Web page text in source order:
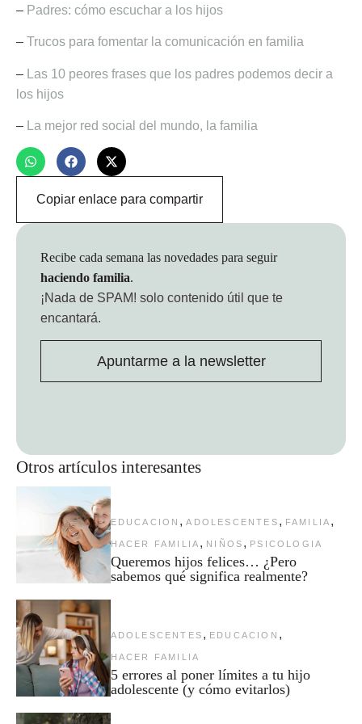
– Padres: cómo escuchar a los hijos
– Trucos para fomentar la comunicación en familia
–
Las 10 peores frases que los padres podemos decir a
los hijos
– La mejor red social del mundo, la familia
Copiar enlace para compartir
Otros artículos interesantes
EDUCACION , ADOLESCENTES , FAMILIA ,
HACER FAMILIA , NIÑOS , PSICOLOGIA
Queremos hijos felices… ¿Pero
sabemos qué significa realmente?
ADOLESCENTES , EDUCACION ,
HACER FAMILIA
5 errores al poner límites a tu hijo
adolescente (y cómo evitarlos)
Recibe cada semana las novedades para seguir
haciendo familia.
¡Nada de SPAM! solo contenido útil que te
encantará.
Apuntarme a la newsletter